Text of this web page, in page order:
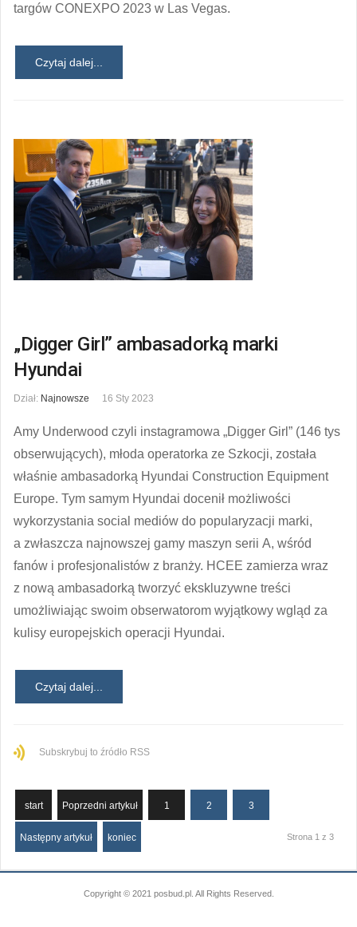
targów CONEXPO 2023 w Las Vegas.
Czytaj dalej...
„Digger Girl” ambasadorką marki
Hyundai
Dział: Najnowsze 16 Sty 2023
Amy Underwood czyli instagramowa „Digger Girl” (146 tys
obserwujących), młoda operatorka ze Szkocji, została
właśnie ambasadorką Hyundai Construction Equipment
Europe. Tym samym Hyundai docenił możliwości
wykorzystania social mediów do popularyzacji marki,
a zwłaszcza najnowszej gamy maszyn serii A, wśród
fanów i profesjonalistów z branży. HCEE zamierza wraz
z nową ambasadorką tworzyć ekskluzywne treści
umożliwiając swoim obserwatorom wyjątkowy wgląd za
kulisy europejskich operacji Hyundai.
Czytaj dalej...
Subskrybuj to źródło RSS
start Poprzedni artykuł 1 2 3
Następny artykuł koniec Strona 1 z 3
Copyright © 2021 posbud.pl. All Rights Reserved.